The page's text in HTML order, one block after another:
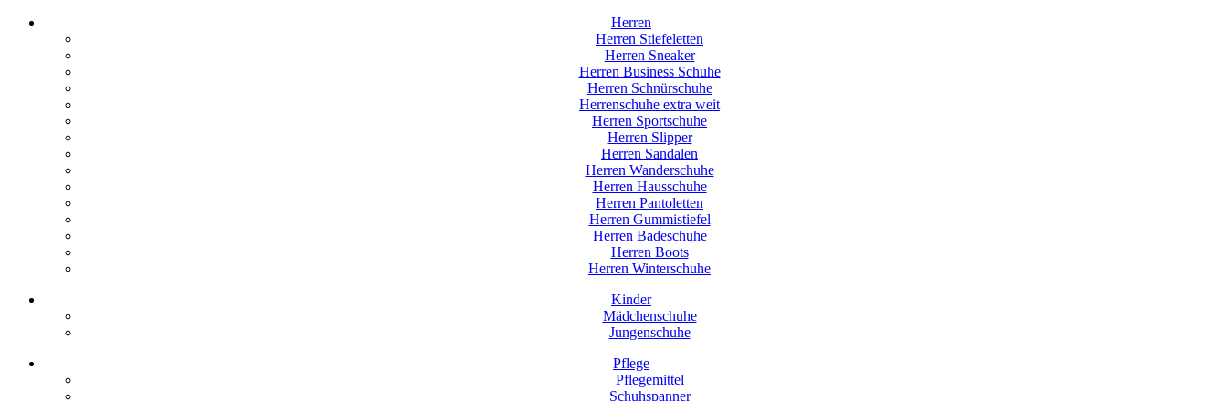
Herren
Herren Stiefeletten
Herren Sneaker
Herren Business Schuhe
Herren Schnürschuhe
Herrenschuhe extra weit
Herren Sportschuhe
Herren Slipper
Herren Sandalen
Herren Wanderschuhe
Herren Hausschuhe
Herren Pantoletten
Herren Gummistiefel
Herren Badeschuhe
Herren Boots
Herren Winterschuhe
Kinder
Mädchenschuhe
Jungenschuhe
Pflege
Pflegemittel
Schuhspanner